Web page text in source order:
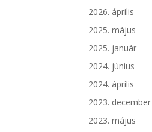
2026. április
2025. május
2025. január
2024. június
2024. április
2023. december
2023. május